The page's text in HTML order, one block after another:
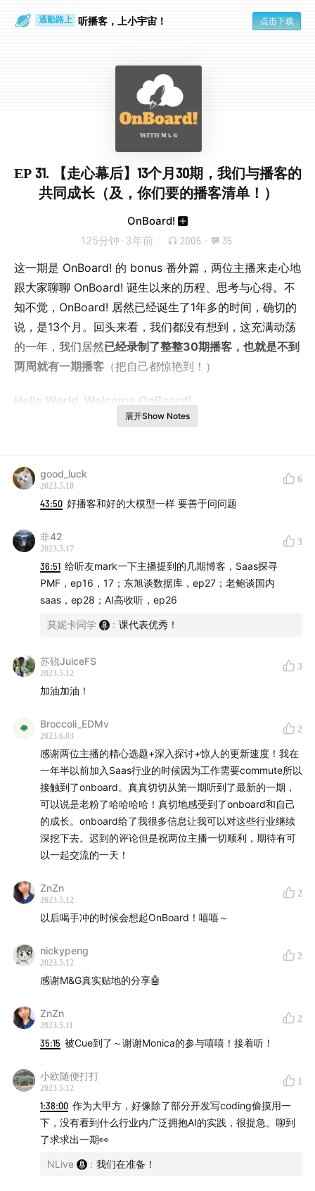
通勤路上 听播客，上小宇宙！ 点击下载
EP 31. 【走心幕后】13个月30期，我们与播客的
共同成长（及，你们要的播客清单！）
OnBoard!
125分钟 · 3年前 2005 · 35
这一期是 OnBoard! 的 bonus 番外篇，两位主播来走心地
跟大家聊聊 OnBoard! 诞生以来的历程、思考与心得。不
知不觉，OnBoard! 居然已经诞生了1年多的时间，确切的
说，是13个月。回头来看，我们都没有想到，这充满动荡
的一年，我们居然已经录制了整整30期播客，也就是不到
两周就有一期播客 （把自己都惊艳到！）
Hello World, Welcome OnBoard!
在这个特殊的时间点，两位主播在北京的一个茶馆里，跟
大家侃侃而谈心路历程，包括：
录制30期深度访谈播客，我们的收获与心得
我们经常收到的听友和朋友们的问题：比如，如何用爱
发电？
两位主播最近的新动向
我们在一线对创业投资市场的观察
当然，还有避不开的AI：AI如何改变 SaaS，变与不
变，现在与未来？
推荐我们平时听得最多的国内外播客
最后！还有
这里有个小插曲，本来我们还想很有仪式感地录
有准备好，用来录制的手机居然录到一半内存满了…后续
咱们还是剪辑一些花絮，供大家消遣吧！
同时，也要感谢看到我们朋友圈的自嘲之后，主动提出赞
助设备的听众！爱你们！
关于主播
Monica：美元VC投资人，前 AWS 硅谷团队+AI创业公司
打工人，公众号M小姐研习录 (ID: MissMStudy) 主理人 |
即刻：莫妮卡同学
展开Show Notes
good_luck
2023.5.10
6
43:50 好播客和好的大模型一样 要善于问问题
非42
2023.5.17
3
36:51 给听友mark一下主播提到的几期博客，Saas探寻
PMF，ep16，17；东旭谈数据库，ep27；老鲍谈国内
saas，ep28；AI高收听，ep26
莫妮卡同学 : 课代表优秀！
苏锐JuiceFS
2023.5.12
3
加油加油！
Broccoli_EDMv
2023.6.03
2
感谢两位主播的精心选题+深入探讨+惊人的更新速度！我在
一年半以前加入Saas行业的时候因为工作需要commute所以
接触到了onboard。真真切切从第一期听到了最新的一期，
可以说是老粉了哈哈哈哈！真切地感受到了onboard和自己
的成长。onboard给了我很多信息让我可以对这些行业继续
深挖下去。迟到的评论但是祝两位主播一切顺利，期待有可
以一起交流的一天！
ZnZn
2023.5.12
2
以后喝手冲的时候会想起OnBoard！嘻嘻～
nickypeng
2023.5.12
2
感谢M&G真实贴地的分享🤖
ZnZn
2023.5.11
2
35:15 被Cue到了～谢谢Monica的参与嘻嘻！接着听！
小欧随便打打
2023.5.12
1
1:38:00 作为大甲方，好像除了部分开发写coding偷摸用一
下，没有看到什么行业内广泛拥抱AI的实践，很捉急。聊到
了求求出一期👀
NLive : 我们在准备！